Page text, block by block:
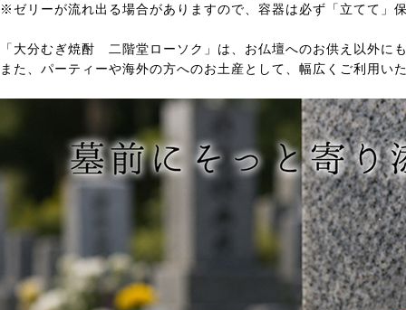
※ゼリーが流れ出る場合がありますので、容器は必ず「立てて」
「大分むぎ焼酎 二階堂ローソク」は、お仏壇へのお供え以外に
また、パーティーや海外の方へのお土産として、幅広くご利用い